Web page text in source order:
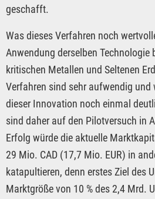
geschafft.
Was dieses Verfahren noch
Anwendung derselben Technologie
kritischen Metallen und Seltenen
Verfahren sind sehr aufwendig und
dieser Innovation noch einmal
sind daher auf den Pilotversuch in
Erfolg würde die aktuelle
29 Mio. CAD (17,7 Mio. EUR) in
katapultieren, denn erstes Ziel des
Marktgröße von 10 % des 2,4 Mrd.